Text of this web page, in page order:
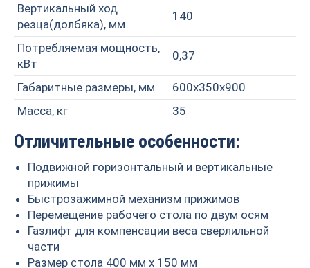
Вертикальный ход
резца(долбяка), мм
140
Потребляемая мощность,
кВт
0,37
Габаритные размеры, мм
600х350х900
Масса, кг
35
Отличительные особенности:
Подвижной горизонтальный и вертикальные
прижимы
Быстрозажимной механизм прижимов
Перемещение рабочего стола по двум осям
Газлифт для компенсации веса сверлильной
части
Размер стола 400 мм х 150 мм